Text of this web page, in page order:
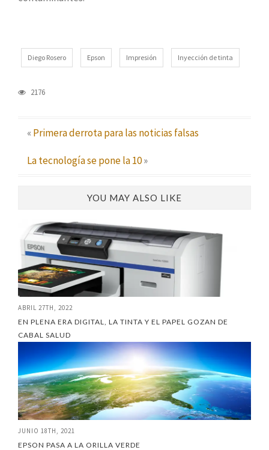
Diego Rosero Epson Impresión Inyección de tinta
2176
«Primera derrota para las noticias falsas
La tecnología se pone la 10»
YOU MAY ALSO LIKE
ABRIL 27TH, 2022
EN PLENA ERA DIGITAL, LA TINTA Y EL PAPEL GOZAN DE
CABAL SALUD
JUNIO 18TH, 2021
EPSON PASA A LA ORILLA VERDE